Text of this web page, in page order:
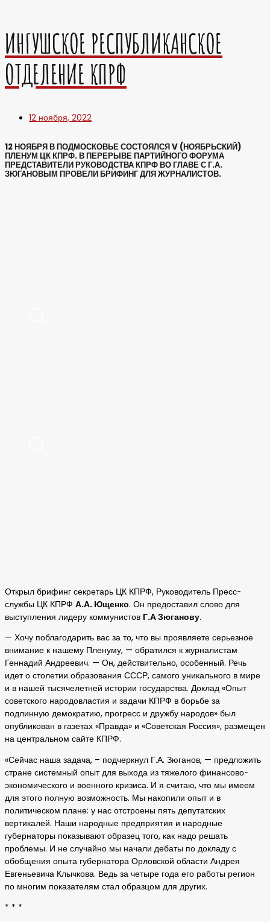
ИНГУШСКОЕ РЕСПУБЛИКАНСКОЕ
ОТДЕЛЕНИЕ КПРФ
12 ноября, 2022
12 НОЯБРЯ В ПОДМОСКОВЬЕ СОСТОЯЛСЯ V (НОЯБРЬСКИЙ)
ПЛЕНУМ ЦК КПРФ. В ПЕРЕРЫВЕ ПАРТИЙНОГО ФОРУМА
ПРЕДСТАВИТЕЛИ РУКОВОДСТВА КПРФ ВО ГЛАВЕ С Г.А.
ЗЮГАНОВЫМ ПРОВЕЛИ БРИФИНГ ДЛЯ ЖУРНАЛИСТОВ.
Открыл брифинг секретарь ЦК КПРФ, Руководитель Пресс-
службы ЦК КПРФ А.А. Ющенко. Он предоставил слово для
выступления лидеру коммунистов Г.А Зюганову.
— Хочу поблагодарить вас за то, что вы проявляете серьезное
внимание к нашему Пленуму, — обратился к журналистам
Геннадий Андреевич. — Он, действительно, особенный. Речь
идет о столетии образования СССР, самого уникального в мире
и в нашей тысячелетней истории государства. Доклад «Опыт
советского народовластия и задачи КПРФ в борьбе за
подлинную демократию, прогресс и дружбу народов» был
опубликован в газетах «Правда» и «Советская Россия», размещен
на центральном сайте КПРФ.
«Сейчас наша задача, – подчеркнул Г.А. Зюганов, — предложить
стране системный опыт для выхода из тяжелого финансово-
экономического и военного кризиса. И я считаю, что мы имеем
для этого полную возможность. Мы накопили опыт и в
политическом плане: у нас отстроены пять депутатских
вертикалей. Наши народные предприятия и народные
губернаторы показывают образец того, как надо решать
проблемы. И не случайно мы начали дебаты по докладу с
обобщения опыта губернатора Орловской области Андрея
Евгеньевича Клычкова. Ведь за четыре года его работы регион
по многим показателям стал образцом для других.
* * *